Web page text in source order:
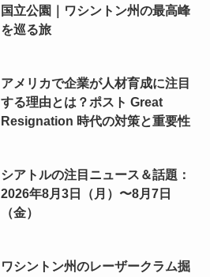
国立公園｜ワシントン州の最高峰
を巡る旅
アメリカで企業が人材育成に注目
する理由とは？ポスト Great
Resignation 時代の対策と重要性
シアトルの注目ニュース＆話題：
2026年8月3日（月）〜8月7日
（金）
ワシントン州のレーザークラム掘